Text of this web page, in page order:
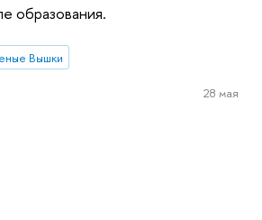
образования.
Вышки
28 мая